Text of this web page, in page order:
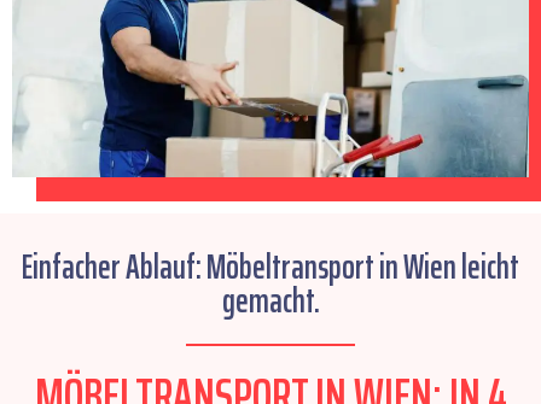
Einfacher Ablauf: Möbeltransport in Wien leicht
gemacht.